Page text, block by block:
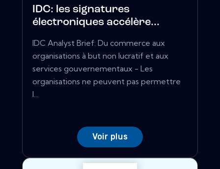
IDC: les signatures
électroniques accélère...
IDC Analyst Brief: Du commerce aux
organisations à but non lucratif et aux
services gouvernementaux - Les
organisations ne peuvent pas permettre
l...
Voir plus